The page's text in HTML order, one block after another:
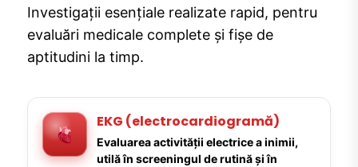
Investigații esențiale realizate rapid, pentru
evaluări medicale complete și fișe de
aptitudini la timp.
EKG (electrocardiogramă)
Evaluarea activității electrice a inimii,
utilă în screeningul de rutină și în